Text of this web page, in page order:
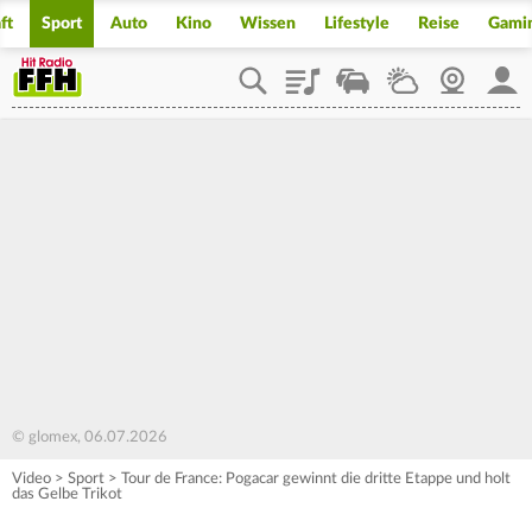
Sport Auto Kino Wissen Lifestyle Reise
PlaylistStaupilotWetterWebcam
© glomex, 06.07.2026
Video > Sport > Tour de France: Pogacar gewinnt die dritte Etappe und holt
das Gelbe Trikot